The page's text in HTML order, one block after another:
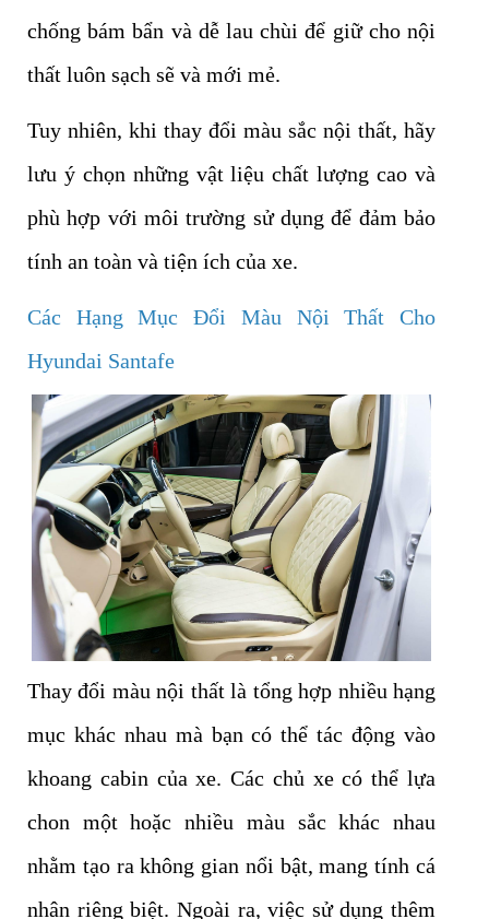
chống bám bẩn và dễ lau chùi để giữ cho nội
thất luôn sạch sẽ và mới mẻ.
Tuy nhiên, khi thay đổi màu sắc nội thất, hãy
lưu ý chọn những vật liệu chất lượng cao và
phù hợp với môi trường sử dụng để đảm bảo
tính an toàn và tiện ích của xe.
Các Hạng Mục Đổi Màu Nội Thất Cho
Hyundai Santafe
Thay đổi màu nội thất là tổng hợp nhiều hạng
mục khác nhau mà bạn có thể tác động vào
khoang cabin của xe. Các chủ xe có thể lựa
chon một hoặc nhiều màu sắc khác nhau
nhằm tạo ra không gian nổi bật, mang tính cá
nhân riêng biệt. Ngoài ra, việc sử dụng thêm